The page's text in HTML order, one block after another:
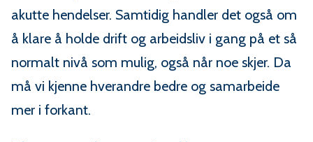
akutte hendelser. Samtidig handler det også om
å klare å holde drift og arbeidsliv i gang på et så
normalt nivå som mulig, også når noe skjer. Da
må vi kjenne hverandre bedre og samarbeide
mer i forkant.